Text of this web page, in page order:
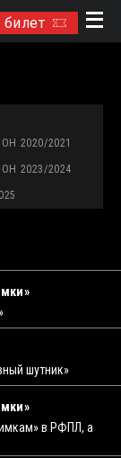
билет
2020/2021
2023/2024
шутник»
в РФПЛ, а